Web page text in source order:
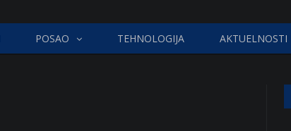
POSAO TEHNOLOGIJA AKTUELNOSTI